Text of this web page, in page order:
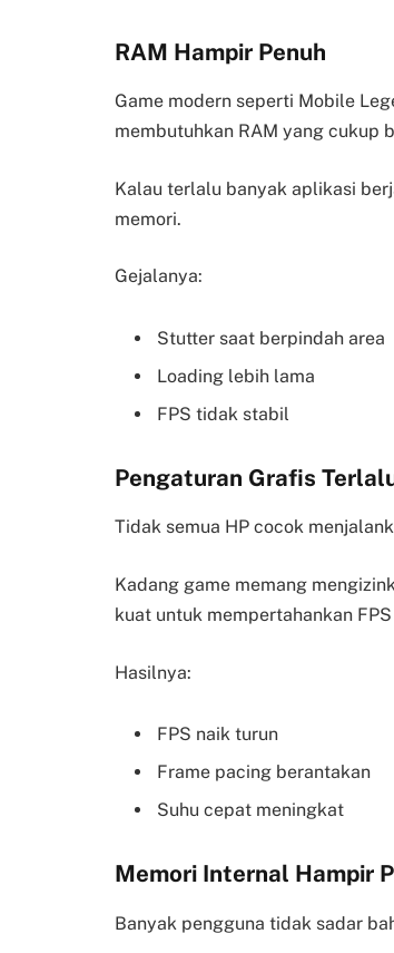
RAM Hampir Penuh
Game modern seperti Mobile
membutuhkan RAM yang cukup
Kalau terlalu banyak aplikasi
memori.
Gejalanya:
Stutter saat berpindah area
Loading lebih lama
FPS tidak stabil
Pengaturan Grafis
Tidak semua HP cocok
Kadang game memang
kuat untuk mempertahankan
Hasilnya:
FPS naik turun
Frame pacing berantakan
Suhu cepat meningkat
Memori Internal Hampir
Banyak pengguna tidak sadar